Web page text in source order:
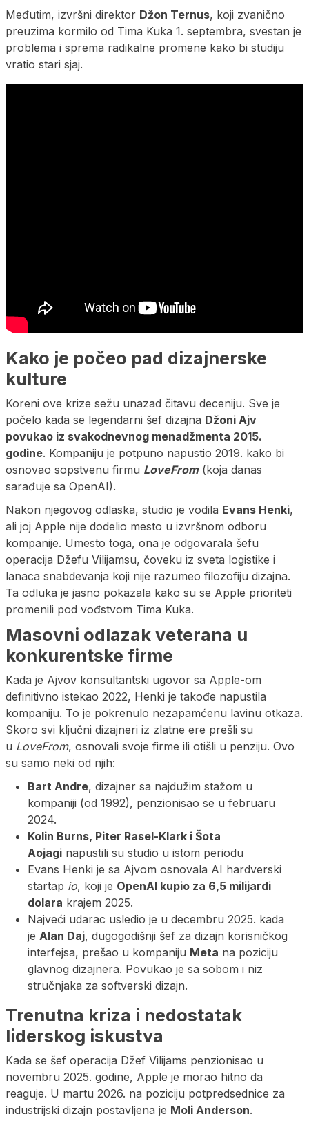
Međutim, izvršni direktor Džon Ternus, koji zvanično
preuzima kormilo od Tima Kuka 1. septembra, svestan je
problema i sprema radikalne promene kako bi studiju
vratio stari sjaj.
Kako je počeo pad dizajnerske
kulture
Koreni ove krize sežu unazad čitavu deceniju. Sve je
počelo kada se legendarni šef dizajna Džoni Ajv
povukao iz svakodnevnog menadžmenta 2015.
godine. Kompaniju je potpuno napustio 2019. kako bi
osnovao sopstvenu firmu LoveFrom(koja danas
sarađuje sa OpenAI).
Nakon njegovog odlaska, studio je vodila Evans Henki,
ali joj Apple nije dodelio mesto u izvršnom odboru
kompanije. Umesto toga, ona je odgovarala šefu
operacija Džefu Vilijamsu, čoveku iz sveta logistike i
lanaca snabdevanja koji nije razumeo filozofiju dizajna.
Ta odluka je jasno pokazala kako su se Apple prioriteti
promenili pod vođstvom Tima Kuka.
Masovni odlazak veterana u
konkurentske firme
Kada je Ajvov konsultantski ugovor sa Apple-om
definitivno istekao 2022, Henki je takođe napustila
kompaniju. To je pokrenulo nezapamćenu lavinu otkaza.
Skoro svi ključni dizajneri iz zlatne ere prešli su
u LoveFrom, osnovali svoje firme ili otišli u penziju. Ovo
su samo neki od njih:
Bart Andre, dizajner sa najdužim stažom u
kompaniji (od 1992), penzionisao se u februaru
2024.
Kolin Burns, Piter Rasel-Klark i Šota
Aojagi napustili su studio u istom periodu
Evans Henki je sa Ajvom osnovala AI hardverski
startap io, koji je OpenAI kupio za 6,5 milijardi
dolara krajem 2025.
Najveći udarac usledio je u decembru 2025. kada
je Alan Daj, dugogodišnji šef za dizajn korisničkog
interfejsa, prešao u kompaniju Meta na poziciju
glavnog dizajnera. Povukao je sa sobom i niz
stručnjaka za softverski dizajn.
Trenutna kriza i nedostatak
liderskog iskustva
Kada se šef operacija Džef Vilijams penzionisao u
novembru 2025. godine, Apple je morao hitno da
reaguje. U martu 2026. na poziciju potpredsednice za
industrijski dizajn postavljena je Moli Anderson.